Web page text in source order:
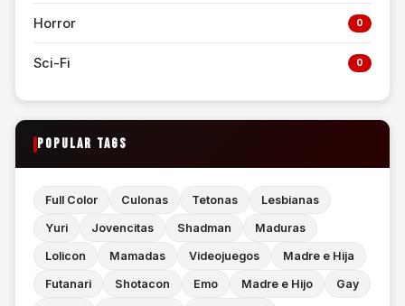
Horror 0
Sci-Fi 0
POPULAR TAGS
Full Color Culonas Tetonas Lesbianas
Yuri Jovencitas Shadman Maduras
Lolicon Mamadas Videojuegos Madre e Hija
Futanari Shotacon Emo Madre e Hijo Gay